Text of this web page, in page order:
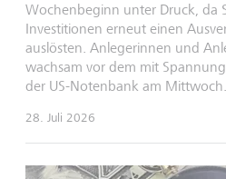
Wochenbeginn unter Druck, da
Investitionen erneut einen
auslösten. Anlegerinnen und
wachsam vor dem mit
der US-Notenbank am
28. Juli 2026